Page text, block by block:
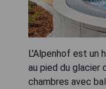
L'Alpenhof est un
au pied du glacier
chambres avec